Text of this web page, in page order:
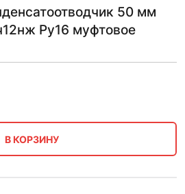
50 мм
Ру16 муфтовое
В КОРЗИНУ